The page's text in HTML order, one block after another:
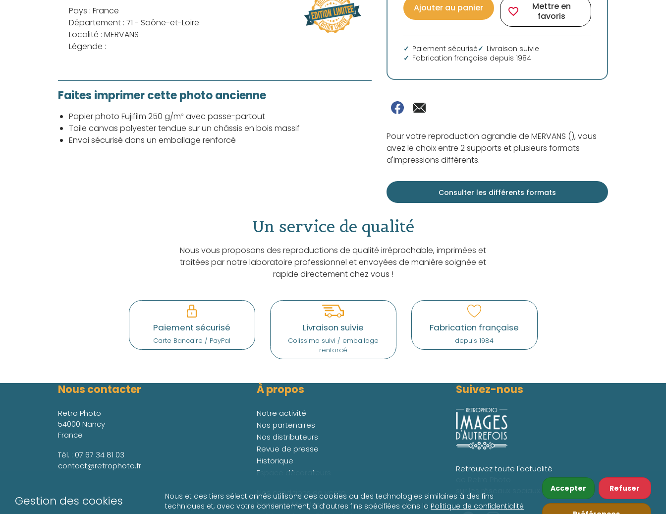
Gestion des cookies
Nous et des tiers sélectionnés utilisons des cookies ou des technologies similaires à des fins
techniques et, avec votre consentement, à d’autres fins spécifiées dans la Politique de confidentialité
Accepter Refuser
Ajouter au panier favorite_border
Mettre en
favoris
Paiement sécurisé
Livraison suivie
Fabrication française depuis 1984
Pour votre reproduction agrandie de MERVANS (), vous
avez le choix entre 2 supports et plusieurs formats
d'impressions différents.
Consulter les différents formats
Pays : France
Département : 71 - Saône-et-Loire
Localité : MERVANS
Légende :
Faites imprimer cette photo ancienne
Papier photo Fujifilm 250 g/m² avec passe-partout
Toile canvas polyester tendue sur un châssis en bois massif
Envoi sécurisé dans un emballage renforcé
Un service de qualité
Nous vous proposons des reproductions de qualité irréprochable, imprimées et
traitées par notre laboratoire professionnel et envoyées de manière soignée et
rapide directement chez vous !
Paiement sécurisé
Carte Bancaire / PayPal
Livraison suivie
Colissimo suivi / emballage
renforcé
Fabrication française
depuis 1984
Nous contacter
Retro Photo
54000 Nancy
France
Tél. : 07 67 34 81 03
contact@retrophoto.fr
À propos
Notre activité
Nos partenaires
Nos distributeurs
Revue de presse
Historique
Espace décorateurs
Nos conditions de vente
Mentions Légales
Suivez-nous
Retrouvez toute l'actualité